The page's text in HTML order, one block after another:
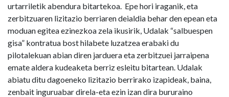
urtarriletik abendura bitartekoa. Epe hori iraganik, eta
zerbitzuaren lizitazio berriaren deialdia behar den epean eta
moduan egitea ezinezkoa zela ikusirik, Udalak “salbuespen
gisa” kontratua bost hilabete luzatzea erabaki du
pilotalekuan abian diren jarduera eta zerbitzuei jarraipena
emate aldera kudeaketa berriz esleitu bitartean. Udalak
abiatu ditu dagoeneko lizitazio berrirako izapideak, baina,
zenbait inguruabar direla-eta ezin izan dira bururaino